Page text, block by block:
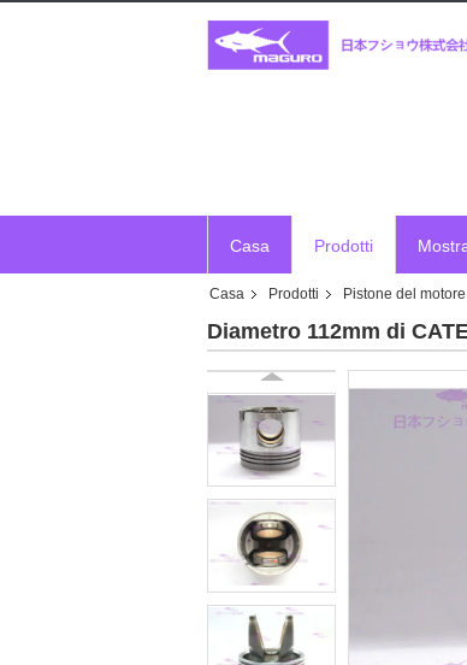
Casa Prodotti
Casa Prodotti Pistone del motore
Diametro 112mm di